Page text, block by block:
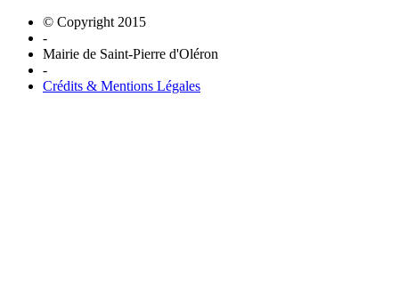
© Copyright 2015
-
Mairie de Saint-Pierre d'Oléron
-
Crédits & Mentions Légales